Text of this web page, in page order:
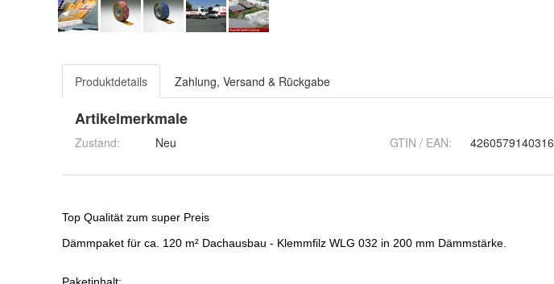
Produktdetails Zahlung, Versand & Rückgabe
Artikelmerkmale
Zustand: Neu GTIN / EAN: 4260579140316